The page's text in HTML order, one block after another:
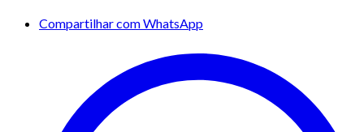
Compartilhar com WhatsApp